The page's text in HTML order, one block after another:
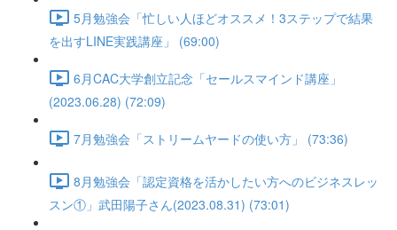
5月勉強会「忙しい人ほどオススメ！3ステップで結果
を出すLINE実践講座」 (69:00)
6月CAC大学創立記念「セールスマインド講座」
(2023.06.28) (72:09)
7月勉強会「ストリームヤードの使い方」 (73:36)
8月勉強会「認定資格を活かしたい方へのビジネスレッ
スン①」武田陽子さん(2023.08.31) (73:01)